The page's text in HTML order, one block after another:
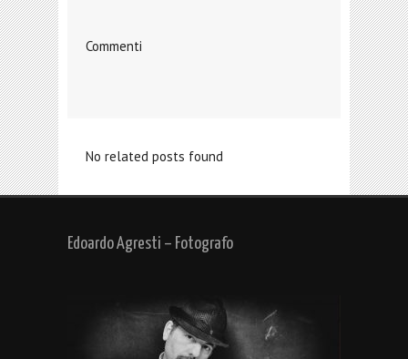
Commenti
No related posts found
Edoardo Agresti – Fotografo